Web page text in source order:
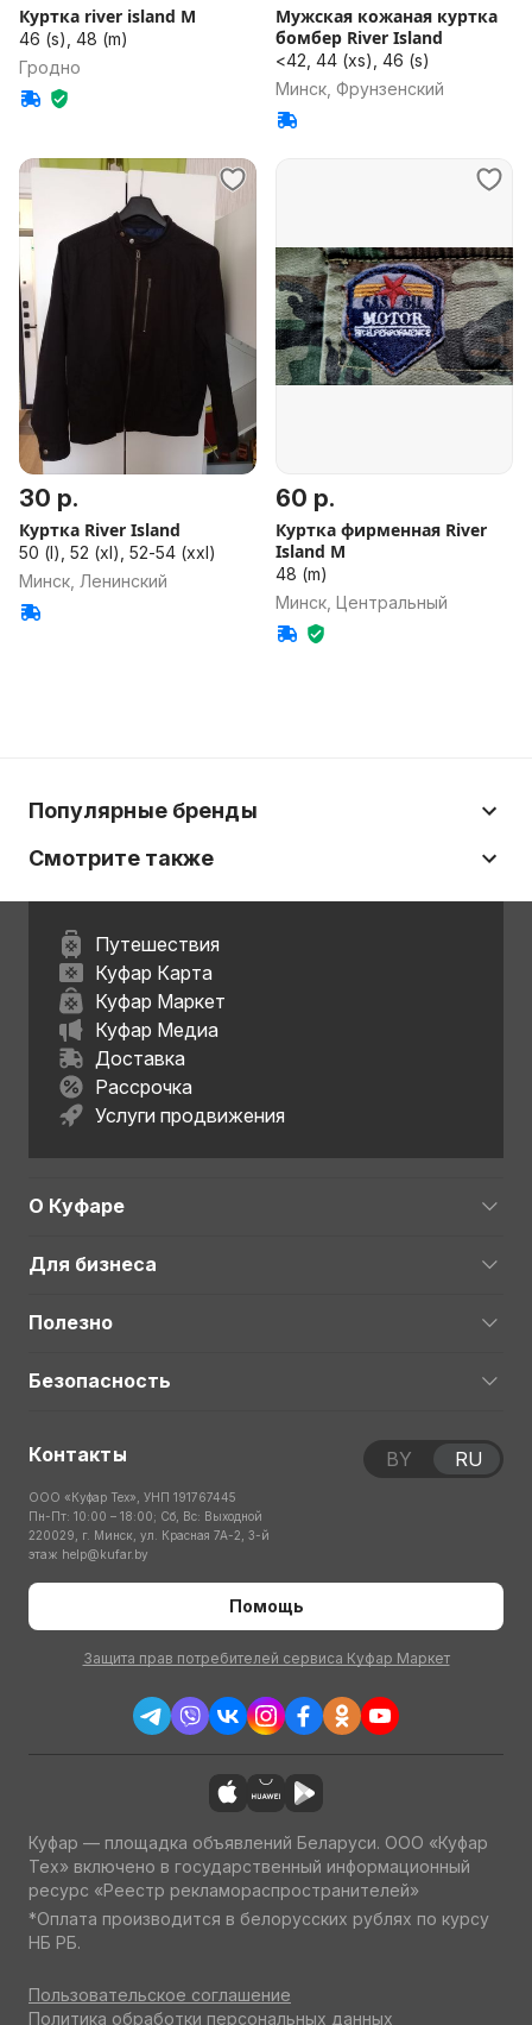
Куртка river island M
46 (s), 48 (m)
Гродно
Мужская кожаная куртка
бомбер River Island
<42, 44 (xs), 46 (s)
Минск, Фрунзенский
30 р.
Куртка River Island
50 (l), 52 (xl), 52-54 (xxl)
Минск, Ленинский
60 р.
Куртка фирменная River
Island M
48 (m)
Минск, Центральный
Популярные бренды
Смотрите также
Путешествия
Куфар Карта
Куфар Маркет
Куфар Медиа
Доставка
Рассрочка
Услуги продвижения
О Куфаре
Для бизнеса
Полезно
Безопасность
Контакты
ООО «Куфар Тех», УНП 191767445
Пн-Пт: 10:00 – 18:00; Сб, Вс: Выходной
220029, г. Минск, ул. Красная 7А-2, 3-й
этаж help@kufar.by
Помощь
Защита прав потребителей сервиса Куфар Маркет
BY RU
Куфар — площадка объявлений Беларуси. ООО «Куфар
Тех» включено в государственный информационный
ресурс «Реестр рекламораспространителей»
*Оплата производится в белорусских рублях по курсу
НБ РБ.
Пользовательское соглашение
Политика обработки персональных данных